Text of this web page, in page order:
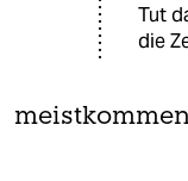
Tut
die